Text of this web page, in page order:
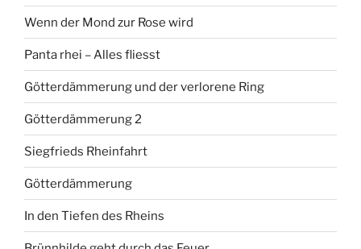
Wenn der Mond zur Rose wird
Panta rhei – Alles fliesst
Götterdämmerung und der verlorene Ring
Götterdämmerung 2
Siegfrieds Rheinfahrt
Götterdämmerung
In den Tiefen des Rheins